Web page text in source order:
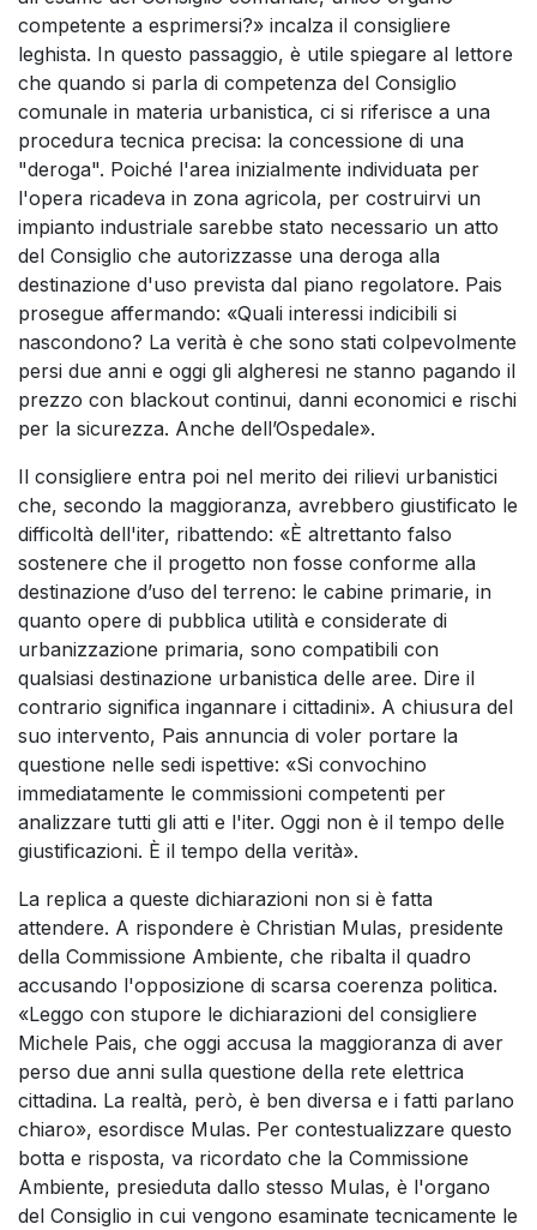
competente a esprimersi?» incalza il consigliere
leghista. In questo passaggio, è utile spiegare al lettore
che quando si parla di competenza del Consiglio
comunale in materia urbanistica, ci si riferisce a una
procedura tecnica precisa: la concessione di una
"deroga". Poiché l'area inizialmente individuata per
l'opera ricadeva in zona agricola, per costruirvi un
impianto industriale sarebbe stato necessario un atto
del Consiglio che autorizzasse una deroga alla
destinazione d'uso prevista dal piano regolatore. Pais
prosegue affermando: «Quali interessi indicibili si
nascondono? La verità è che sono stati colpevolmente
persi due anni e oggi gli algheresi ne stanno pagando il
prezzo con blackout continui, danni economici e rischi
per la sicurezza. Anche dell’Ospedale».
Il consigliere entra poi nel merito dei rilievi urbanistici
che, secondo la maggioranza, avrebbero giustificato le
difficoltà dell'iter, ribattendo: «È altrettanto falso
sostenere che il progetto non fosse conforme alla
destinazione d’uso del terreno: le cabine primarie, in
quanto opere di pubblica utilità e considerate di
urbanizzazione primaria, sono compatibili con
qualsiasi destinazione urbanistica delle aree. Dire il
contrario significa ingannare i cittadini». A chiusura del
suo intervento, Pais annuncia di voler portare la
questione nelle sedi ispettive: «Si convochino
immediatamente le commissioni competenti per
analizzare tutti gli atti e l'iter. Oggi non è il tempo delle
giustificazioni. È il tempo della verità».
La replica a queste dichiarazioni non si è fatta
attendere. A rispondere è Christian Mulas, presidente
della Commissione Ambiente, che ribalta il quadro
accusando l'opposizione di scarsa coerenza politica.
«Leggo con stupore le dichiarazioni del consigliere
Michele Pais, che oggi accusa la maggioranza di aver
perso due anni sulla questione della rete elettrica
cittadina. La realtà, però, è ben diversa e i fatti parlano
chiaro», esordisce Mulas. Per contestualizzare questo
botta e risposta, va ricordato che la Commissione
Ambiente, presieduta dallo stesso Mulas, è l'organo
del Consiglio in cui vengono esaminate tecnicamente le